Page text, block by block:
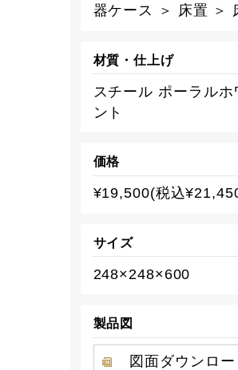
器ケース ＞ 床置 ＞
材質・仕上げ
スチール ポーラルホ
ント
価格
¥19,500(税込
サイズ
248×248×600
製品図
図面ダウンロー